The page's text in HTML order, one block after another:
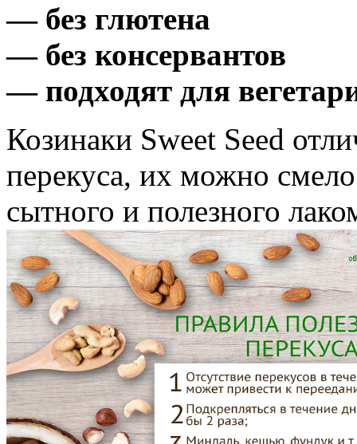
— без глютена
— без консервантов
— подходят для
Козинаки Sweet Seed
перекуса, их можно смело
сытного и полезного